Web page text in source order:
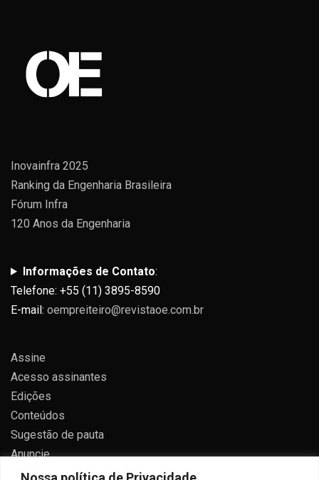
Inovainfra 2025
Ranking da Engenharia Brasileira
Fórum Infra
120 Anos da Engenharia
Informações de Contato:
Telefone: +55 (11) 3895-8590
E-mail: oempreiteiro@revistaoe.com.br
Assine
Acesso assinantes
Edições
Conteúdos
Sugestão de pauta
Anuncie
Contato